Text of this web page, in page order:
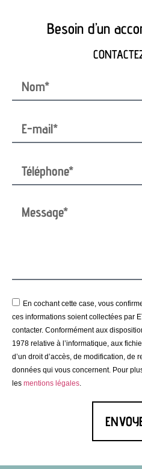
Besoin d’un
En cochant cette case, vous
ces informations soient collectées par
contacter. Conformément aux
1978 relative à l’informatique, aux
d’un droit d’accès, de modification, de
données qui vous concernent. Pour
les mentions légales.